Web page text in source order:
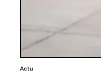
Actu